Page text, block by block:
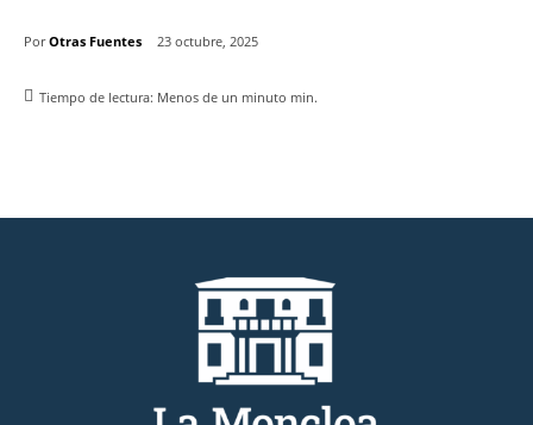
Por Otras Fuentes 23 octubre, 2025
Tiempo de lectura: Menos de un minuto min.